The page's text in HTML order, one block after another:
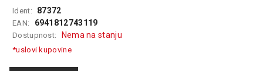
GAMING
EELEKTRO
ZAŠTITA
Ident: 87372
EAN: 6941812743119
Dostupnost: Nema na stanju
*uslovi kupovine